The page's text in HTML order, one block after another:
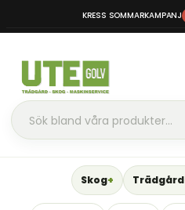
KRESS SOMMARKAMPANJ
Skog Trädgård